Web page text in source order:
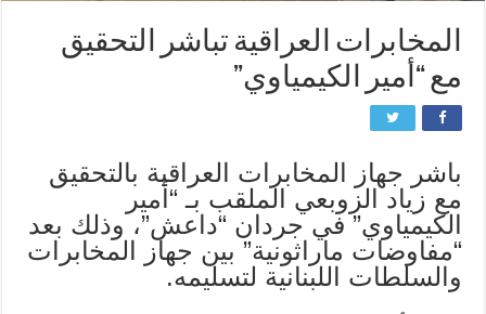
المخابرات العراقية تباشر التحقيق
مع “أمير الكيمياوي”
باشر جهاز المخابرات العراقية بالتحقيق
مع زياد الزوبعي الملقب بـ “أمير
الكيمياوي” في جردان “داعش”، وذلك بعد
“مفاوضات ماراثونية” بين جهاز المخابرات
والسلطات اللبنانية لتسليمه.